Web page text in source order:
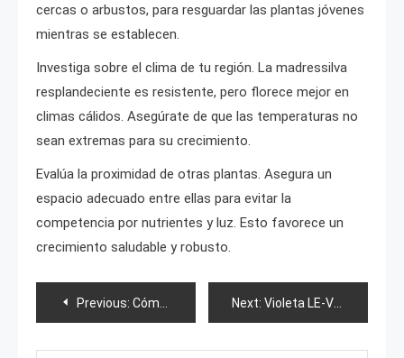
cercas o arbustos, para resguardar las plantas jóvenes
mientras se establecen.
Investiga sobre el clima de tu región. La madressilva
resplandeciente es resistente, pero florece mejor en
climas cálidos. Asegúrate de que las temperaturas no
sean extremas para su crecimiento.
Evalúa la proximidad de otras plantas. Asegura un
espacio adecuado entre ellas para evitar la
competencia por nutrientes y luz. Esto favorece un
crecimiento saludable y robusto.
Post
navigation
Previous: Cómo propagar el melocotón? Next: Violeta LE-Vanilla parfait